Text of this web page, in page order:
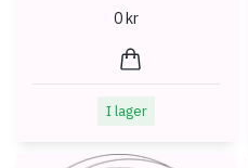
0 kr
I lager